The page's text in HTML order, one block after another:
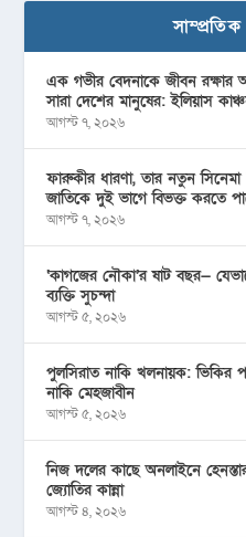
এক গভীর বেদনাকে জীবন
সারা দেশের মানুষের: ইলিয়াস
আগস্ট ৭, ২০২৬
ফারুকীর ধারণা, তার নতুন সিনেমা
জাতিকে দুই ভাগে বিভক্ত করতে
আগস্ট ৭, ২০২৬
‘কাগজের নৌকা’র ষাট বছর—
ব্যক্তি সুচন্দা
আগস্ট ৫, ২০২৬
পুলসিরাত নাকি খলনায়ক: ভিকির
নাকি মেহজাবীন
আগস্ট ৫, ২০২৬
নিজ দলের কাছে অনলাইনে
জ্যোতির কান্না
আগস্ট ৪, ২০২৬